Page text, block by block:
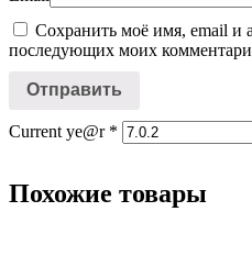
Сохранить моё имя, email и
последующих моих
Current ye@r *
Похожие товары